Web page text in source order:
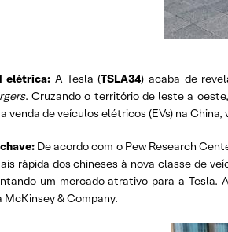
elétrica: A Tesla (TSLA34) acaba de
. Cruzando o território de leste a
venda de veículos elétricos (EVs) na
De acordo com o Pew Research
rápida dos chineses à nova classe de
um mercado atrativo para a Tesla.
McKinsey & Company.